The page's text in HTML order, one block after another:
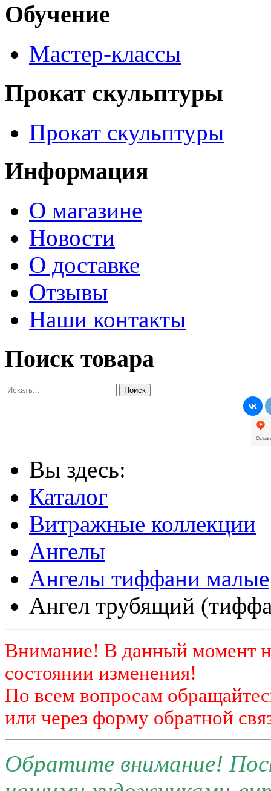
Обучение
Мастер-классы
Прокат скульптуры
Прокат скульптуры
Информация
О магазине
Новости
О доставке
Отзывы
Наши контакты
Поиск товара
Вы здесь:
Каталог
Витражные коллекции
Ангелы
Ангелы тиффани малые
Ангел трубящий
Внимание! В данный момент
состоянии изменения!
По всем вопросам
или через форму обратной
Обратите внимание!